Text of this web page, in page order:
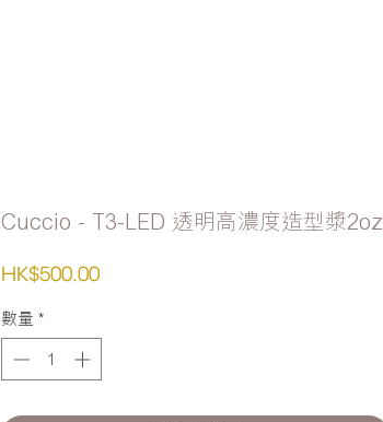
Cuccio - T3-LED 透明高濃度造型漿2oz
HK$500.00價
數量 *